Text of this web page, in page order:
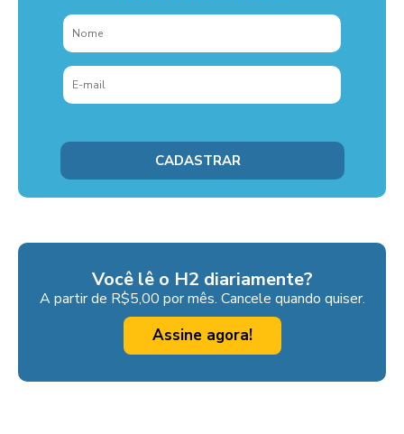
Você lê o H2 diariamente?
A partir de R$5,00 por mês. Cancele quando quiser.
Assine agora!